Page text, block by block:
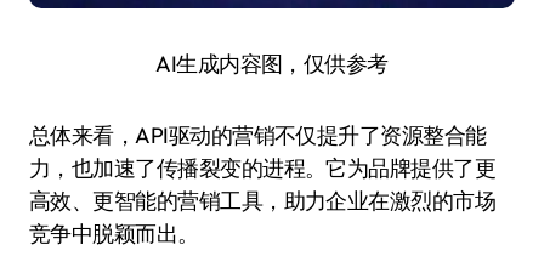
AI生成内容图，仅供参考
总体来看，API驱动的营销不仅提升了资源整合能
力，也加速了传播裂变的进程。它为品牌提供了更
高效、更智能的营销工具，助力企业在激烈的市场
竞争中脱颖而出。